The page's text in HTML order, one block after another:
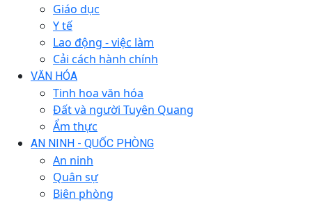
Giáo dục
Y tế
Lao động - việc làm
Cải cách hành chính
VĂN HÓA
Tinh hoa văn hóa
Đất và người Tuyên Quang
Ẩm thực
AN NINH - QUỐC PHÒNG
An ninh
Quân sự
Biên phòng